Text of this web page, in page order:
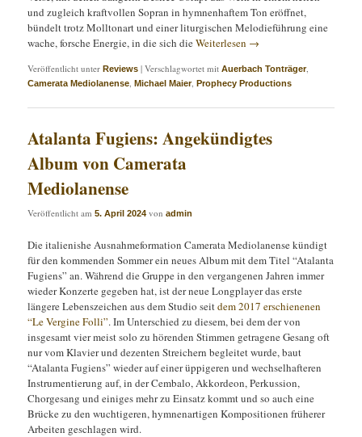
und zugleich kraftvollen Sopran in hymnenhaftem Ton eröffnet,
bündelt trotz Molltonart und einer liturgischen Melodieführung eine
wache, forsche Energie, in die sich dieWeiterlesen →
Veröffentlicht unter Reviews |Verschlagwortet mit Auerbach Tonträger,
Camerata Mediolanense,Michael Maier,Prophecy Productions
Atalanta Fugiens: Angekündigtes
Album von Camerata
Mediolanense
Veröffentlicht am5. April 2024 vonadmin
Die italienishe Ausnahmeformation Camerata Mediolanense kündigt
für den kommenden Sommer ein neues Album mit dem Titel “Atalanta
Fugiens” an. Während die Gruppe in den vergangenen Jahren immer
wieder Konzerte gegeben hat, ist der neue Longplayer das erste
längere Lebenszeichen aus dem Studio seitdem 2017 erschienenen
“Le Vergine Folli”. Im Unterschied zu diesem, bei dem der von
insgesamt vier meist solo zu hörenden Stimmen getragene Gesang oft
nur vom Klavier und dezenten Streichern begleitet wurde, baut
“Atalanta Fugiens” wieder auf einer üppigeren und wechselhafteren
Instrumentierung auf, in der Cembalo, Akkordeon, Perkussion,
Chorgesang und einiges mehr zu Einsatz kommt und so auch eine
Brücke zu den wuchtigeren, hymnenartigen Kompositionen früherer
Arbeiten geschlagen wird.